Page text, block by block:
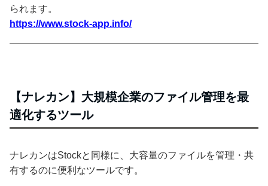
られます。
https://www.stock-app.info/
【ナレカン】大規模企業のファイル管理を最
適化するツール
ナレカンはStockと同様に、大容量のファイルを管理・共
有するのに便利なツールです。